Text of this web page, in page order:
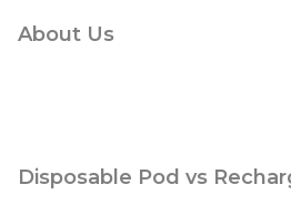
About Us
Disposable Pod vs